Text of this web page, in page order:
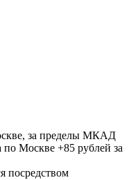
за пределы МКАД
по Москве +85 рублей за
посредством